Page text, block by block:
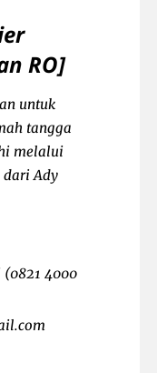
RO]
untuk
tangga
melalui
Ady
(0821 4000